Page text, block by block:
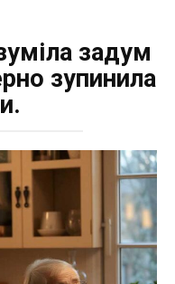
задум
зупинила